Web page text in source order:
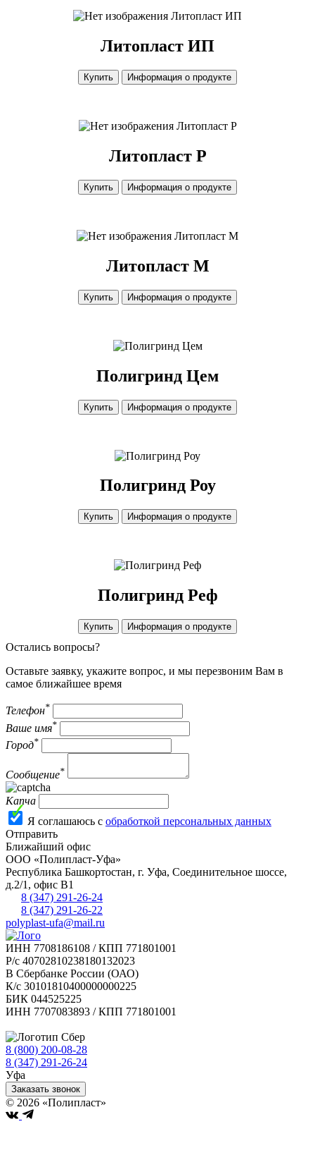
Литопласт ИП
Литопласт ИП
Купить Информация о продукте
Литопласт Р
Литопласт Р
Купить Информация о продукте
Литопласт М
Литопласт М
Купить Информация о продукте
Полигринд Цем
Купить Информация о продукте
Полигринд Роу
Купить Информация о продукте
Полигринд Реф
Купить Информация о продукте
Остались вопросы?
Оставьте заявку, укажите вопрос, и мы перезвоним Вам в
самое ближайшее время
Телефон*
Ваше имя*
Город*
Сообщение*
Капча
Я соглашаюсь с обработкой персональных данных
Отправить
Ближайший офис
ООО «Полипласт-Уфа»
Республика Башкортостан, г. Уфа, Соединительное шоссе,
д.2/1, офис В1
8 (347) 291-26-24
8 (347) 291-26-22
polyplast-ufa@mail.ru
ИНН 7708186108 / КПП 771801001
Р/с 40702810238180132023
В Сбербанке России (ОАО)
К/с 30101810400000000225
БИК 044525225
ИНН 7707083893 / КПП 771801001
8 (800) 200-08-28
8 (347) 291-26-24
Уфа
Заказать звонок
© 2026 «Полипласт»